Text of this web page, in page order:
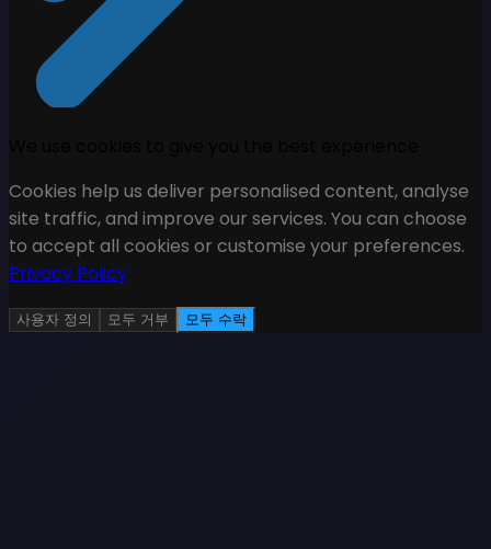
Cookies help us deliver personalised content, analyse
site traffic, and improve our services. You can choose
to accept all cookies or customise your preferences.
Privacy Policy
사용자 정의 모두 거부 모두 수락